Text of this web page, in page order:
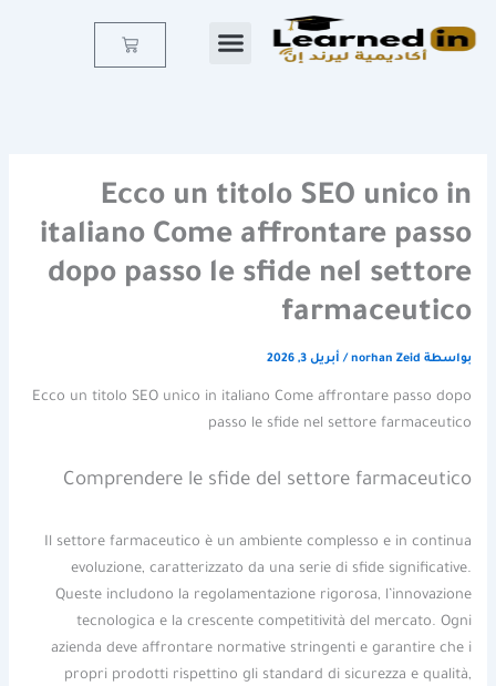
Cart
Ecco un titolo SEO unico in
italiano Come affrontare passo
dopo passo le sfide nel settore
farmaceutico
بواسطة norhan Zeid
/ أبريل 3, 2026
Ecco un titolo SEO unico in italiano Come affrontare passo dopo
passo le sfide nel settore farmaceutico
Comprendere le sfide del settore farmaceutico
Il settore farmaceutico è un ambiente complesso e in continua
evoluzione, caratterizzato da una serie di sfide significative.
Queste includono la regolamentazione rigorosa, l’innovazione
tecnologica e la crescente competitività del mercato. Ogni
azienda deve affrontare normative stringenti e garantire che i
propri prodotti rispettino gli standard di sicurezza e qualità,